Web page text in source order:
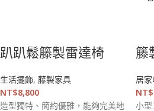
趴趴鬆籐製雷達椅
生活擺飾, 藤製家具
NT$8,800
造型獨特、簡約優雅，能夠完美地
籐
居
NT$
小型